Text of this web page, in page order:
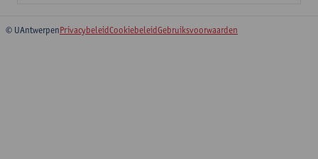
© UAntwerpenPrivacybeleidCookiebeleidGebruiksvoorwaarden